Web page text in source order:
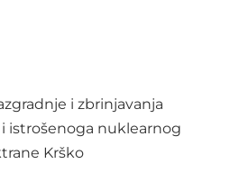
i zbrinjavanja
istrošenoga nuklearnog
Krško